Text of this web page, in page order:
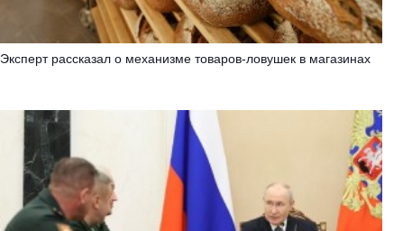
Эксперт рассказал о механизме товаров-ловушек в магазинах